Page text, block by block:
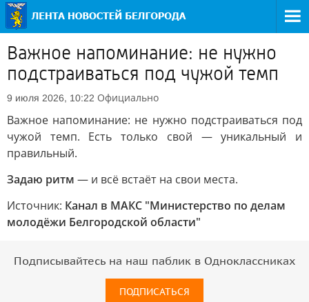
Важное напоминание: не нужно
подстраиваться под чужой темп
9 июля 2026, 10:22 Официально
Важное напоминание: не нужно подстраиваться под
чужой темп. Есть только свой — уникальный и
правильный.
Задаю ритм — и всё встаёт на свои места.
Источник: Канал в МАКС "Министерство по делам
молодёжи Белгородской области"
Подписывайтесь на наш паблик в Одноклассниках
ПОДПИСАТЬСЯ